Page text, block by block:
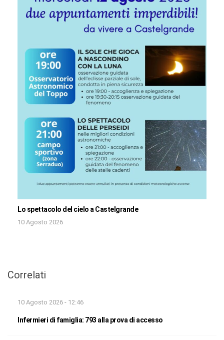
Lo spettacolo del cielo a Castelgrande
10 Agosto 2026
Correlati
10 Agosto 2026 - 12:46
Infermieri di famiglia: 793 alla prova di accesso